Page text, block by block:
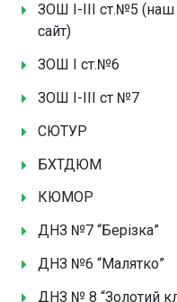
ЗОШ І-ІІІ ст.№5
сайт)
ЗОШ І ст.№6
ЗОШ І-ІІІ ст №7
СЮТУР
БХТДЮМ
КЮМОР
ДНЗ №7 “Берізка”
ДНЗ №6 “Малятко”
ДНЗ № 8 “Золотий